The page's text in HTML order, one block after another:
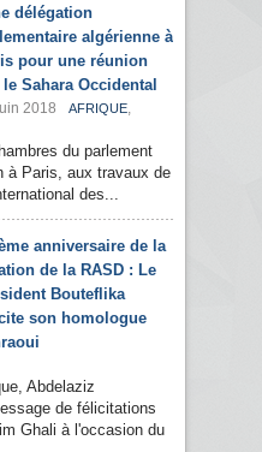
délégation
algérienne à
pour une réunion
Sahara Occidental
2018 AFRIQUE,
du parlement
à Paris, aux travaux de
des...
anniversaire de la
de la RASD : Le
Bouteflika
son homologue
Abdelaziz
de félicitations
Ghali à l'occasion du